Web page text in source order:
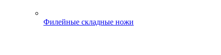
Филейные складные ножи